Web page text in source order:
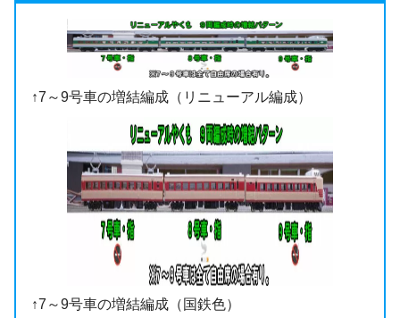
↑7～9号車の増結編成（リニューアル編成）
↑7～9号車の増結編成（国鉄色）